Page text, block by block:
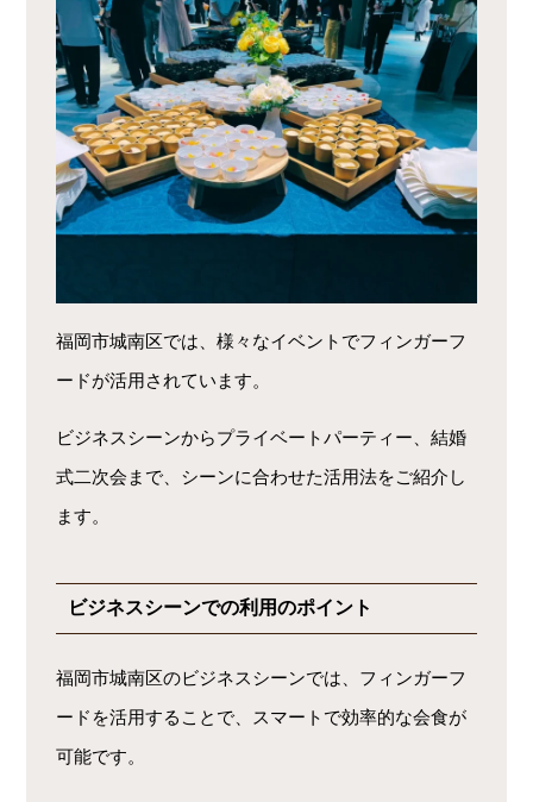
福岡市城南区では、様々なイベントでフィンガーフ
ードが活用されています。
ビジネスシーンからプライベートパーティー、結婚
式二次会まで、シーンに合わせた活用法をご紹介し
ます。
ビジネスシーンでの利用のポイント
福岡市城南区のビジネスシーンでは、フィンガーフ
ードを活用することで、スマートで効率的な会食が
可能です。